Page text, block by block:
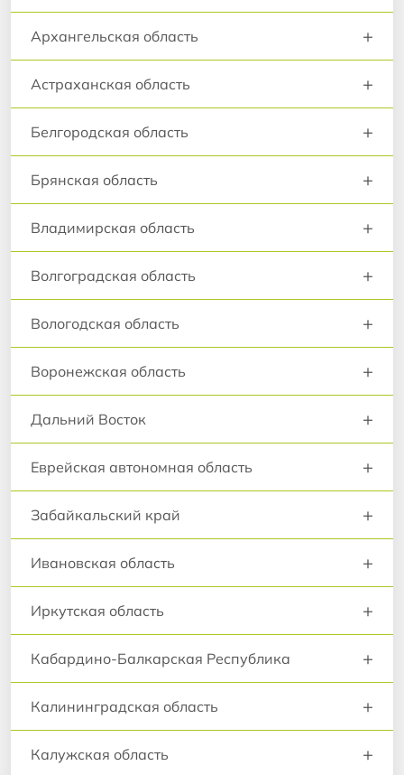
Архангельская область +
Астраханская область +
Белгородская область +
Брянская область +
Владимирская область +
Волгоградская область +
Вологодская область +
Воронежская область +
Дальний Восток +
Еврейская автономная область +
Забайкальский край +
Ивановская область +
Иркутская область +
Кабардино-Балкарская Республика +
Калининградская область +
Калужская область +